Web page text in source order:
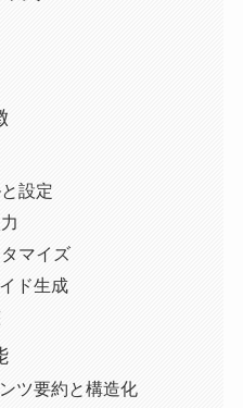
設定
マイズ
ド生成
ツ要約と構造化